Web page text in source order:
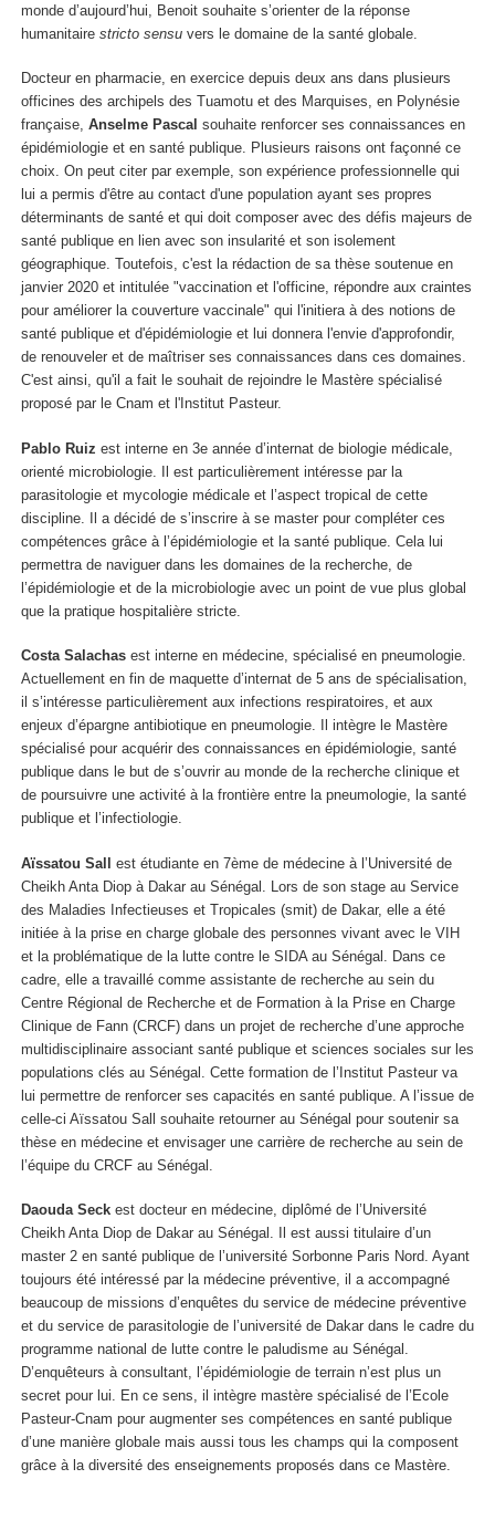
monde d’aujourd’hui, Benoit souhaite s’orienter de la réponse
humanitaire stricto sensu vers le domaine de la santé globale.
Docteur en pharmacie, en exercice depuis deux ans dans plusieurs
officines des archipels des Tuamotu et des Marquises, en Polynésie
française, Anselme Pascal souhaite renforcer ses connaissances en
épidémiologie et en santé publique. Plusieurs raisons ont façonné ce
choix. On peut citer par exemple, son expérience professionnelle qui
lui a permis d'être au contact d'une population ayant ses propres
déterminants de santé et qui doit composer avec des défis majeurs de
santé publique en lien avec son insularité et son isolement
géographique. Toutefois, c'est la rédaction de sa thèse soutenue en
janvier 2020 et intitulée "vaccination et l'officine, répondre aux craintes
pour améliorer la couverture vaccinale" qui l'initiera à des notions de
santé publique et d'épidémiologie et lui donnera l'envie d'approfondir,
de renouveler et de maîtriser ses connaissances dans ces domaines.
C'est ainsi, qu'il a fait le souhait de rejoindre le Mastère spécialisé
proposé par le Cnam et l'Institut Pasteur.
Pablo Ruiz est interne en 3e année d’internat de biologie médicale,
orienté microbiologie. Il est particulièrement intéresse par la
parasitologie et mycologie médicale et l’aspect tropical de cette
discipline. Il a décidé de s’inscrire à se master pour compléter ces
compétences grâce à l’épidémiologie et la santé publique. Cela lui
permettra de naviguer dans les domaines de la recherche, de
l’épidémiologie et de la microbiologie avec un point de vue plus global
que la pratique hospitalière stricte.
Costa Salachas est interne en médecine, spécialisé en pneumologie.
Actuellement en fin de maquette d’internat de 5 ans de spécialisation,
il s’intéresse particulièrement aux infections respiratoires, et aux
enjeux d’épargne antibiotique en pneumologie. Il intègre le Mastère
spécialisé pour acquérir des connaissances en épidémiologie, santé
publique dans le but de s’ouvrir au monde de la recherche clinique et
de poursuivre une activité à la frontière entre la pneumologie, la santé
publique et l’infectiologie.
Aïssatou Sall est étudiante en 7ème de médecine à l’Université de
Cheikh Anta Diop à Dakar au Sénégal. Lors de son stage au Service
des Maladies Infectieuses et Tropicales (smit) de Dakar, elle a été
initiée à la prise en charge globale des personnes vivant avec le VIH
et la problématique de la lutte contre le SIDA au Sénégal. Dans ce
cadre, elle a travaillé comme assistante de recherche au sein du
Centre Régional de Recherche et de Formation à la Prise en Charge
Clinique de Fann (CRCF) dans un projet de recherche d’une approche
multidisciplinaire associant santé publique et sciences sociales sur les
populations clés au Sénégal. Cette formation de l’Institut Pasteur va
lui permettre de renforcer ses capacités en santé publique. A l’issue de
celle-ci Aïssatou Sall souhaite retourner au Sénégal pour soutenir sa
thèse en médecine et envisager une carrière de recherche au sein de
l’équipe du CRCF au Sénégal.
Daouda Seck est docteur en médecine, diplômé de l’Université
Cheikh Anta Diop de Dakar au Sénégal. Il est aussi titulaire d’un
master 2 en santé publique de l’université Sorbonne Paris Nord. Ayant
toujours été intéressé par la médecine préventive, il a accompagné
beaucoup de missions d’enquêtes du service de médecine préventive
et du service de parasitologie de l’université de Dakar dans le cadre du
programme national de lutte contre le paludisme au Sénégal.
D’enquêteurs à consultant, l’épidémiologie de terrain n’est plus un
secret pour lui. En ce sens, il intègre mastère spécialisé de l’Ecole
Pasteur-Cnam pour augmenter ses compétences en santé publique
d’une manière globale mais aussi tous les champs qui la composent
grâce à la diversité des enseignements proposés dans ce Mastère.